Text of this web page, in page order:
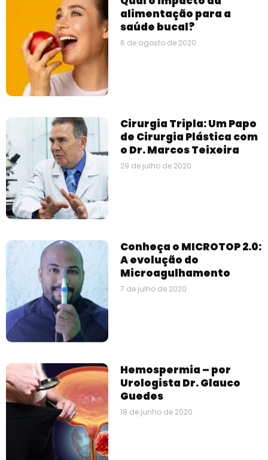
alimentação para a
saúde bucal?
6 de agosto de 2020
Cirurgia Tripla: Um Papo
de Cirurgia Plástica com
o Dr. Marcos Teixeira
29 de julho de 2020
Conheça o MICROTOP 2.0:
A evolução do
Microagulhamento
7 de julho de 2020
Hemospermia – por
Urologista Dr. Glauco
Guedes
18 de junho de 2020